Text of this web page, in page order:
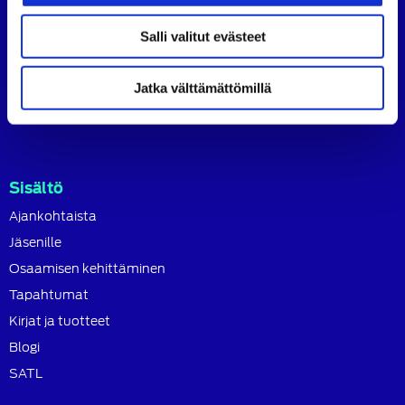
Salli valitut evästeet
Jatka välttämättömillä
koulutusjärjestö.
SATL toimii jäsenyhdistystensä kattojärjestönä, jonka
tavoitteena on ylläpitää ja kehittää koko autoalan
osaamista ja ammattitaitoa.
Lue lisää
Sisältö
Ajankohtaista
Jäsenille
Osaamisen kehittäminen
Tapahtumat
Kirjat ja tuotteet
Blogi
SATL